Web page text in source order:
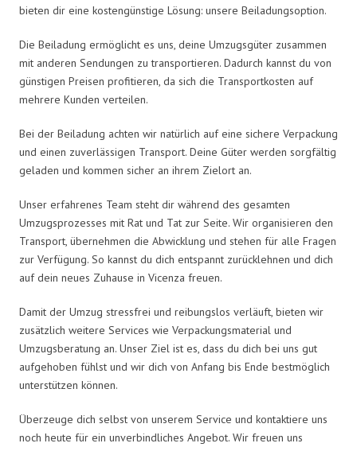
bieten dir eine kostengünstige Lösung: unsere Beiladungsoption.
Die Beiladung ermöglicht es uns, deine Umzugsgüter zusammen
mit anderen Sendungen zu transportieren. Dadurch kannst du von
günstigen Preisen profitieren, da sich die Transportkosten auf
mehrere Kunden verteilen.
Bei der Beiladung achten wir natürlich auf eine sichere Verpackung
und einen zuverlässigen Transport. Deine Güter werden sorgfältig
geladen und kommen sicher an ihrem Zielort an.
Unser erfahrenes Team steht dir während des gesamten
Umzugsprozesses mit Rat und Tat zur Seite. Wir organisieren den
Transport, übernehmen die Abwicklung und stehen für alle Fragen
zur Verfügung. So kannst du dich entspannt zurücklehnen und dich
auf dein neues Zuhause in Vicenza freuen.
Damit der Umzug stressfrei und reibungslos verläuft, bieten wir
zusätzlich weitere Services wie Verpackungsmaterial und
Umzugsberatung an. Unser Ziel ist es, dass du dich bei uns gut
aufgehoben fühlst und wir dich von Anfang bis Ende bestmöglich
unterstützen können.
Überzeuge dich selbst von unserem Service und kontaktiere uns
noch heute für ein unverbindliches Angebot. Wir freuen uns